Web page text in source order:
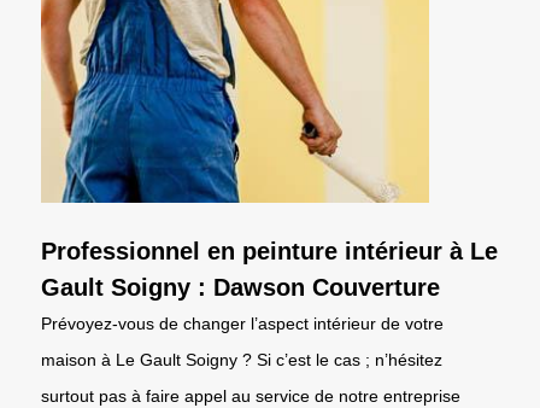
Professionnel en peinture intérieur à Le
Gault Soigny : Dawson Couverture
Prévoyez-vous de changer l’aspect intérieur de votre
maison à Le Gault Soigny ? Si c’est le cas ; n’hésitez
surtout pas à faire appel au service de notre entreprise